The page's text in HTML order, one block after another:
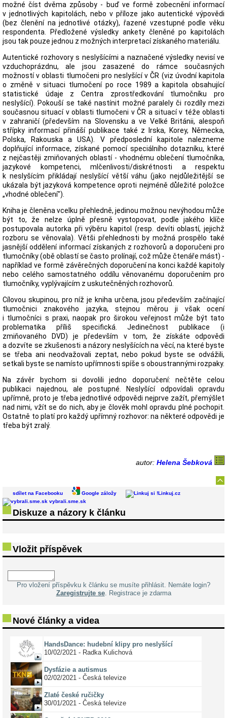
možné číst dvěma způsoby - buď ve formě zobecnění informací
v jednotlivých kapitolách, nebo v příloze jako autentické výpovědi
(bez členění na jednotlivé otázky), řazené vzestupné podle věku
respondenta. Předložené výsledky ankety členěné po kapitolách
jsou tak pouze jednou z možných interpretací získaného materiálu.
Autentické rozhovory s neslyšícími a naznačené výsledky nevisí ve
vzduchoprázdnu, ale jsou zasazené do rámce současných
možností v oblasti tlumočeni pro neslyšící v ČR (viz úvodní kapitola
o změně v situaci tlumočení po roce 1989 a kapitola obsahující
statistické údaje z Centra zprostředkování tlumočníku pro
neslyšící). Pokouší se také nastínit možné paralely či rozdíly mezi
současnou situací v oblasti tlumočeni v ČR a situací v téže oblasti
v zahraničí (především na Slovensku a ve Velké Británii, alespoň
střípky informací přináší publikace také z Irska, Korey, Německa,
Polska, Rakouska a USA). V předposlední kapitole nalezneme
doplňující informace, získané pomocí speciálního dotazníku, které
z nejčastěji zmiňovaných oblastí - vhodnému oblečení tlumočníka,
jazykové kompetenci, mlčenlivosti/diskrétnosti a respektu
k neslyšícím přikládají neslyšící větší váhu (jako nejdůležitější se
ukázala být jazyková kompetence oproti nejméně důležité položce
„vhodné oblečení").
Kniha je členěna vcelku přehledně, jedinou možnou nevýhodou může
být to, že nelze úplně přesně vystopovat, podle jakého klíče
postupovala autorka při výběru kapitol (resp. devíti oblastí, jejichž
rozboru se věnovala). Větši přehlednosti by možná prospělo také
jasnější oddělení informací získaných z rozhovorů a doporučeni pro
tlumočníky (obě oblastí se často prolínají, což může čtenáře mást) -
například ve formě závěrečných doporučení na konci každé kapitoly
nebo celého samostatného oddílu věnovanému doporučením pro
tlumočníky, vyplývajícím z uskutečněných rozhovorů.
Cílovou skupinou, pro níž je kniha určena, jsou především začínající
tlumočnici znakového jazyka, stejnou měrou ji však ocení
i tlumočníci s praxi, naopak pro širokou veřejnost může být tato
problematika příliš specifická. Jedinečnost publikace (i
zmiňovaného DVD) je především v tom, že získáte odpovědi
a dozvíte se zkušenosti a názory neslyšících na věcí, na které byste
se třeba ani neodvažovali zeptat, nebo pokud byste se odvážili,
setkali byste se namísto upřímnosti spíše s oboustrannými rozpaky.
Na závěr bychom si dovolili jedno doporučení: nečtěte celou
publikaci najednou, ale postupné. Neslyšící odpovídali opravdu
upřímně, proto je třeba jednotlivé odpovědi nejprve zažít, přemýšlet
nad nimi, vžít se do nich, aby je člověk mohl opravdu plné pochopit.
Ostatně to platí pro každý upřímný rozhovor: na některé odpovědi je
třeba být zralý.
autor: Helena Šebková
sdílet na Facebooku Google záložy
Linkuj.cz
vybrali.sme.sk
Diskuze a názory k článku
Vložit příspěvek
Pro vložení příspěvku k článku se musíte přihlásit. Nemáte login?
Zaregistrujte se. Registrace je zdarma
Nové články a videa
HandsDance: hudební klipy pro neslyšící
10/02/2021 - Radka Kulichová
Dysfázie a autismus
02/02/2021 - Česká televize
Zlaté české ručičky
30/01/2021 - Česká televize